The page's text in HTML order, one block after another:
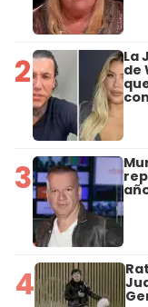
2 La
de
3
4